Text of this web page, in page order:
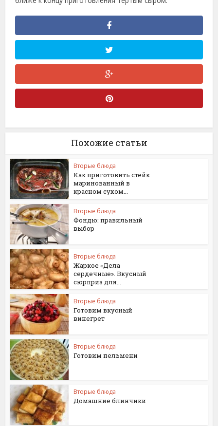
Похожие статьи
Вторые блюда
Как приготовить стейк
маринованный в
красном сухом...
Вторые блюда
Фондю: правильный
выбор
Вторые блюда
Жаркое «Дела
сердечные». Вкусный
сюрприз для...
Вторые блюда
Готовим вкусный
винегрет
Вторые блюда
Готовим пельмени
Вторые блюда
Домашние блинчики